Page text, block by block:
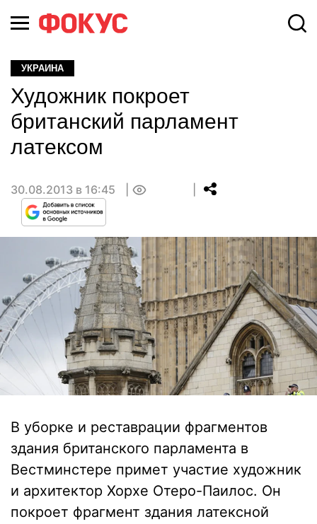
УКРАИНА
Художник покроет
британский парламент
латексом
30.08.2013 в 16:45
В уборке и реставрации фрагментов
здания британского парламента в
Вестминстере примет участие художник
и архитектор Хорхе Отеро-Паилос. Он
покроет фрагмент здания латексной